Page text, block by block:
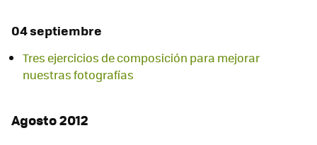
04 septiembre
Tres ejercicios de composición para mejorar
nuestras fotografías
Agosto 2012